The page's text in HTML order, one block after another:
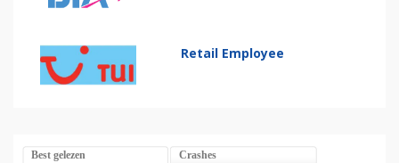
Retail Employee
Best gelezen Crashes